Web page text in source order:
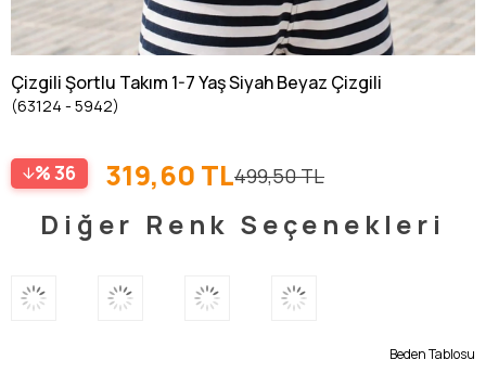
Çizgili Şortlu Takım 1-7 Yaş Siyah Beyaz Çizgili
(63124 - 5942)
36 499,50 TL
319,60 TL
Diğer Renk Seçenekleri
Beden Tablosu